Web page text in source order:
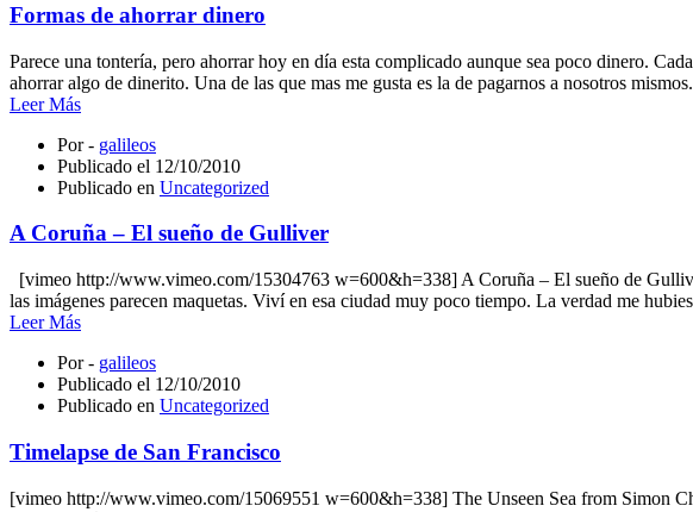
Formas de ahorrar dinero
Parece una tontería, pero ahorrar hoy en día esta complicado aunque sea poco dinero.
ahorrar algo de dinerito. Una de las que mas me gusta es la de pagarnos a nosotros
Leer Más
Por - galileos
Publicado el 12/10/2010
Publicado en Uncategorized
A Coruña – El sueño de Gulliver
[vimeo http://www.vimeo.com/15304763 w=600&h=338] A Coruña – El sueño de
las imágenes parecen maquetas. Viví en esa ciudad muy poco tiempo. La verdad me
Leer Más
Por - galileos
Publicado el 12/10/2010
Publicado en Uncategorized
Timelapse de San Francisco
[vimeo http://www.vimeo.com/15069551 w=600&h=338] The Unseen Sea from Simon